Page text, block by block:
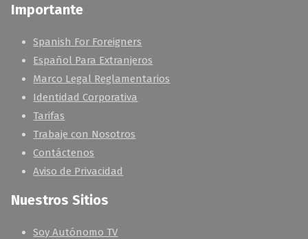
Importante
Spanish For Foreigners
Español Para Extranjeros
Marco Legal Reglamentarios
Identidad Corporativa
Tarifas
Trabaje con Nosotros
Contáctenos
Aviso de Privacidad
Nuestros Sitios
Soy Autónomo TV